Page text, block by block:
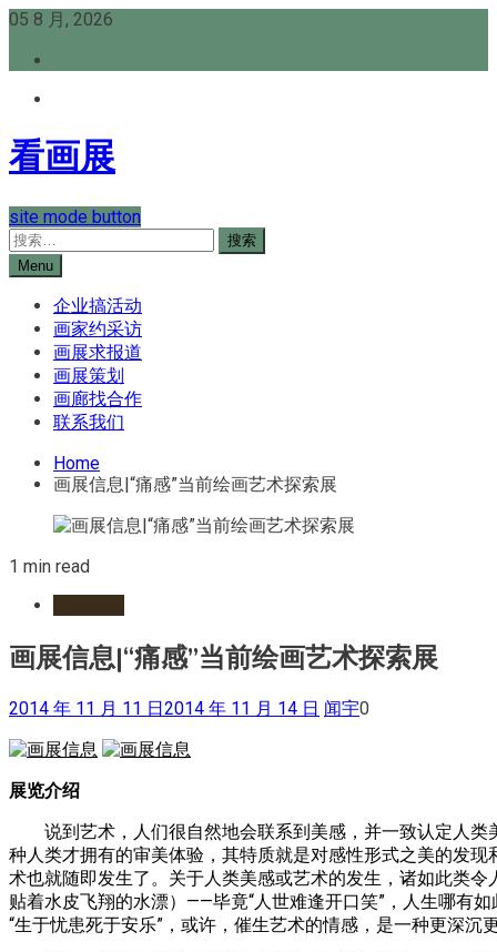
Skip
content
05 8 月, 2026
看画展
site mode button
搜
索：
Menu
企业搞活动
画家约采访
画展求报道
画展策划
画廊找合作
联系我们
Home
画展信息|“痛感”当前绘画艺术探索展
1 min read
画展信息|“痛感”当前绘画艺术探索展
2014 年 11 月 11 日2014 年 11 月 14 日 闻宇0
展览介绍
说到艺术，人们很自然地会联系到美感，并一致认定人类
种人类才拥有的审美体验，其特质就是对感性形式之美的发
术也就随即发生了。关于人类美感或艺术的发生，诸如此类
贴着水皮飞翔的水漂）——毕竟“人世难逢开口笑”，人生哪有
“生于忧患死于安乐”，或许，催生艺术的情感，是一种更深